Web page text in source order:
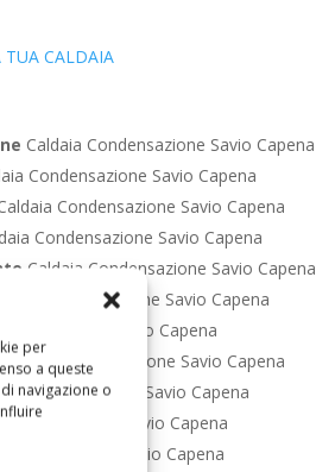
per
a queste
navigazione o
TUA CALDAIA
Caldaia Condensazione Savio Capena
Condensazione Savio Capena
Condensazione Savio Capena
Condensazione Savio Capena
Caldaia Condensazione Savio Capena
Condensazione Savio Capena
Savio Capena
Condensazione Savio Capena
Condensazione Savio Capena
Savio Capena
Savio Capena